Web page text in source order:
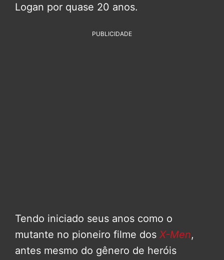
Logan por quase 20 anos.
PUBLICIDADE
Tendo iniciado seus anos como o
mutante no pioneiro filme dos X-Men,
antes mesmo do gênero de heróis